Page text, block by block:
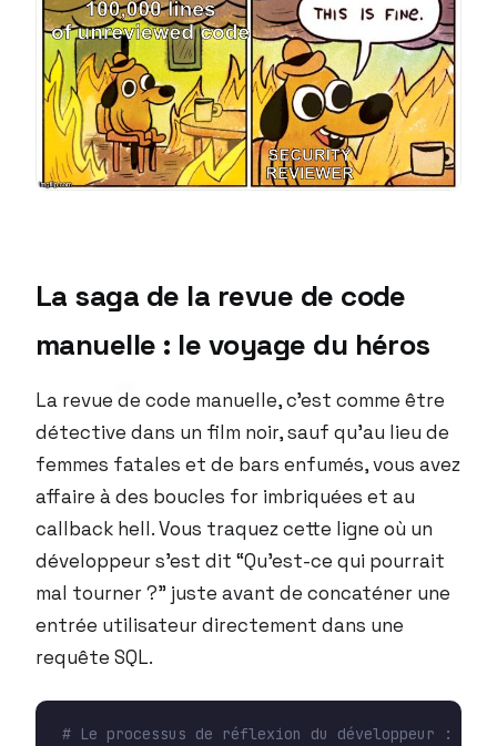
La saga de la revue de code
manuelle : le voyage du héros
La revue de code manuelle, c’est comme être
détective dans un film noir, sauf qu’au lieu de
femmes fatales et de bars enfumés, vous avez
affaire à des boucles for imbriquées et au
callback hell. Vous traquez cette ligne où un
développeur s’est dit “Qu’est-ce qui pourrait
mal tourner ?” juste avant de concaténer une
entrée utilisateur directement dans une
requête SQL.
# Le processus de réflexion du développeur :